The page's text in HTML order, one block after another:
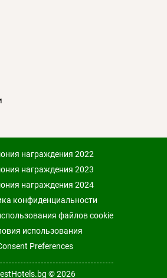
награждения 2022
награждения 2023
награждения 2024
конфиденциальности
файлов cookie
использования
Preferences
© 2026